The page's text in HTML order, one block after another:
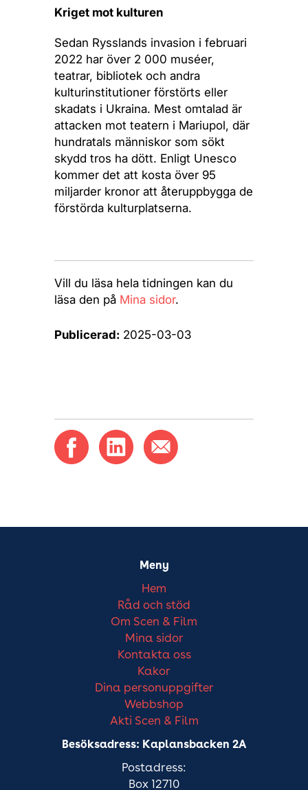
Kriget mot kulturen
Sedan Rysslands invasion i februari
2022 har över 2 000 muséer,
teatrar, bibliotek och andra
kulturinstitutioner förstörts eller
skadats i Ukraina. Mest omtalad är
attacken mot teatern i Mariupol, där
hundratals människor som sökt
skydd tros ha dött. Enligt Unesco
kommer det att kosta över 95
miljarder kronor att återuppbygga de
förstörda kulturplatserna.
Vill du läsa hela tidningen kan du
läsa den på Mina sidor.
Publicerad: 2025-03-03
Meny
Hem
Råd och stöd
Om Scen & Film
Mina sidor
Kontakta oss
Kakor
Dina personuppgifter
Webbshop
Akti Scen & Film
Besöksadress: Kaplansbacken 2A
Postadress:
Box 12710